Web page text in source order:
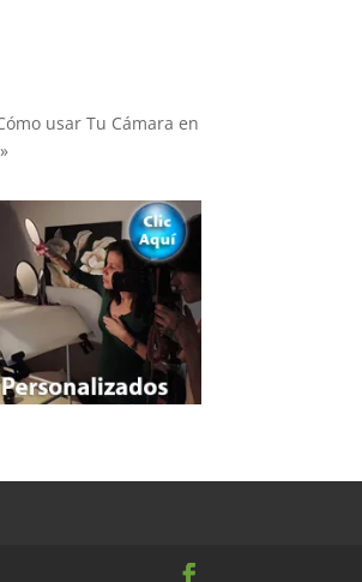
usar Tu Cámara en